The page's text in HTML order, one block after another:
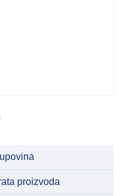
proizvoda